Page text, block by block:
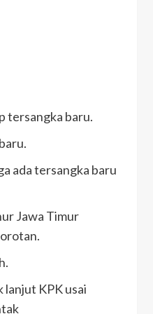
tersangka baru.
ada tersangka baru
Jawa Timur
lanjut KPK usai